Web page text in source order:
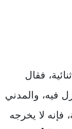
فقال
فيه، والمدني
لا يخرجه